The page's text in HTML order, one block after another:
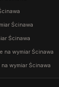
Ścinawa
Ścinawa
na wymiar Ścinawa
wymiar Ścinawa